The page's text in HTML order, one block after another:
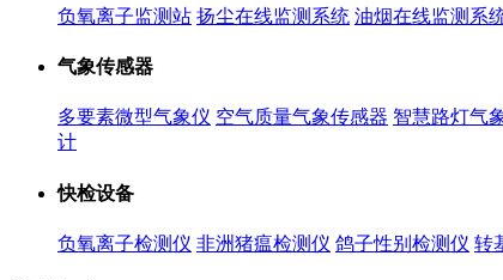
负氧离子监测站 扬尘在线监测系统 油烟在线监测系
气象传感器
多要素微型气象仪 空气质量气象传感器 智慧路灯气
计
快检设备
负氧离子检测仪 非洲猪瘟检测仪 鸽子性别检测仪 转